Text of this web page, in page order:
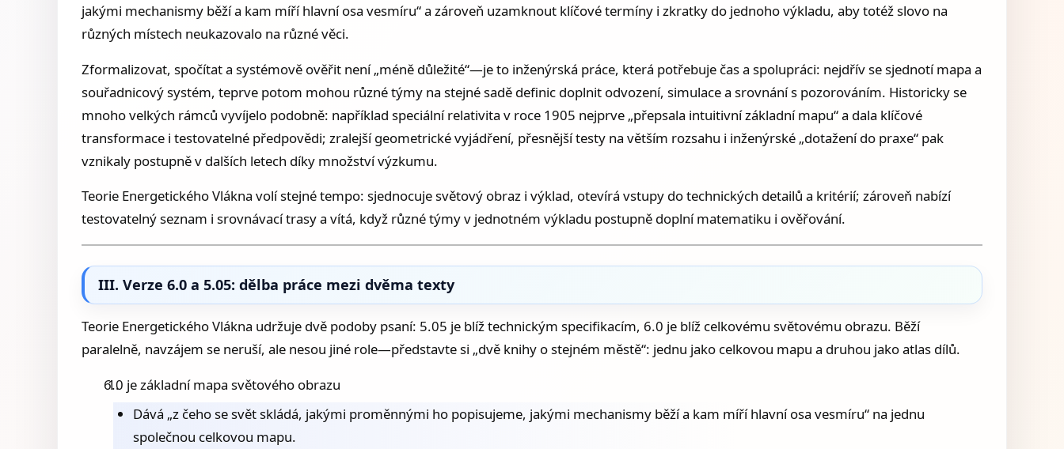
jakými mechanismy běží a kam míří hlavní osa vesmíru“ a zároveň uzamknout klíčové termíny i zkratky do jednoho výkladu, aby totéž slovo na
různých místech neukazovalo na různé věci.
Zformalizovat, spočítat a systémově ověřit není „méně důležité“—je to inženýrská práce, která potřebuje čas a spolupráci: nejdřív se sjednotí mapa a
souřadnicový systém, teprve potom mohou různé týmy na stejné sadě definic doplnit odvození, simulace a srovnání s pozorováním. Historicky se
mnoho velkých rámců vyvíjelo podobně: například speciální relativita v roce 1905 nejprve „přepsala intuitivní základní mapu“ a dala klíčové
transformace i testovatelné předpovědi; zralejší geometrické vyjádření, přesnější testy na větším rozsahu i inženýrské „dotažení do praxe“ pak
vznikaly postupně v dalších letech díky množství výzkumu.
Teorie Energetického Vlákna volí stejné tempo: sjednocuje světový obraz i výklad, otevírá vstupy do technických detailů a kritérií; zároveň nabízí
testovatelný seznam i srovnávací trasy a vítá, když různé týmy v jednotném výkladu postupně doplní matematiku i ověřování.
III. Verze 6.0 a 5.05: dělba práce mezi dvěma texty
Teorie Energetického Vlákna udržuje dvě podoby psaní: 5.05 je blíž technickým specifikacím, 6.0 je blíž celkovému světovému obrazu. Běží
paralelně, navzájem se neruší, ale nesou jiné role—představte si „dvě knihy o stejném městě“: jednu jako celkovou mapu a druhou jako atlas dílů.
6.0 je základní mapa světového obrazu
Dává „z čeho se svět skládá, jakými proměnnými ho popisujeme, jakými mechanismy běží a kam míří hlavní osa vesmíru“ na jednu
společnou celkovou mapu.